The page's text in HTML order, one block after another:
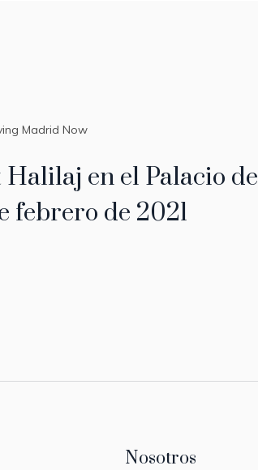
Madrid Now
en el Palacio de
febrero de 2021
Nosotros